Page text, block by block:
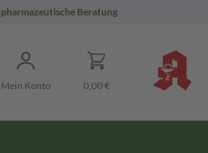
pharmazeutische Beratung
Mein Konto 0,00 €